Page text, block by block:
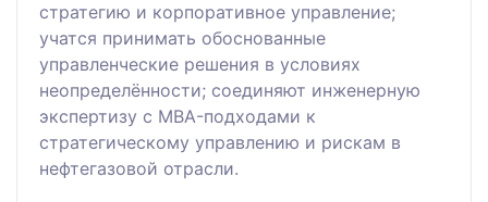
стратегию и корпоративное управление;
учатся принимать обоснованные
управленческие решения в условиях
неопределённости; соединяют инженерную
экспертизу с MBA-подходами к
стратегическому управлению и рискам в
нефтегазовой отрасли.